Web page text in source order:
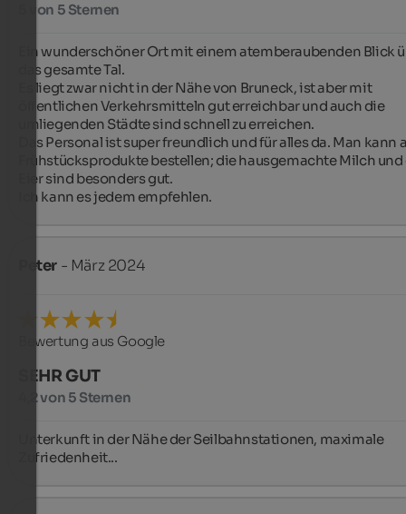
5 von 5 Sternen
Ein wunderschöner Ort mit einem atemberaubenden Blick
das gesamte Tal.
Es liegt zwar nicht in der Nähe von Bruneck, ist aber mit
öffentlichen Verkehrsmitteln gut erreichbar und auch die
umliegenden Städte sind schnell zu erreichen.
Das Personal ist super freundlich und für alles da. Man kann
Frühstücksprodukte bestellen; die hausgemachte Milch
Eier sind besonders gut.
Ich kann es jedem empfehlen.
Peter - März 2024
Bewertung aus Google
SEHR GUT
4,2 von 5 Sternen
Unterkunft in der Nähe der Seilbahnstationen, maximale
Zufriedenheit...